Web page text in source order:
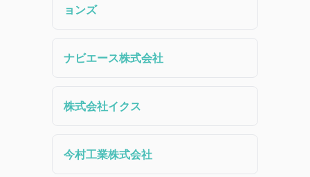
ョンズ
ナビエース株式会社
株式会社イクス
今村工業株式会社